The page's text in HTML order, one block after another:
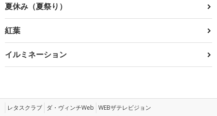
夏休み（夏祭り）
紅葉
イルミネーション
レタスクラブ ダ・ヴィンチWeb WEBザテレビジョン